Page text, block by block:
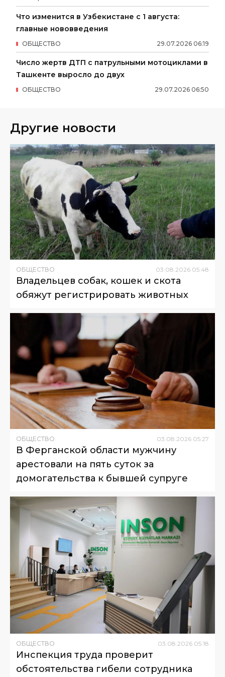
Что изменится в Узбекистане с 1 августа:
главные нововведения
29.07.2026 06:19
ОБЩЕСТВО
Число жертв ДТП с патрульными мотоциклами в
Ташкенте выросло до двух
29.07.2026 06:50
ОБЩЕСТВО
Другие новости
ОБЩЕСТВО 03.08.2026 05:48
Владельцев собак, кошек и скота
обяжут регистрировать животных
ОБЩЕСТВО 03 08 2026 05:27
В Ферганской области мужчину
арестовали на пять суток за
домогательства к бывшей супруге
ОБЩЕСТВО 03.08.2026 05:18
Инспекция труда проверит
обстоятельства гибели сотрудника